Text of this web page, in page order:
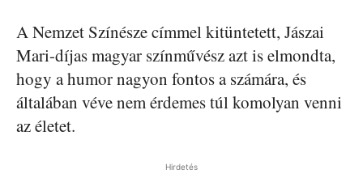
A Nemzet Színésze címmel kitüntetett, Jászai
Mari-díjas magyar színművész azt is elmondta,
hogy a humor nagyon fontos a számára, és
általában véve nem érdemes túl komolyan venni
az életet.
Hirdetés